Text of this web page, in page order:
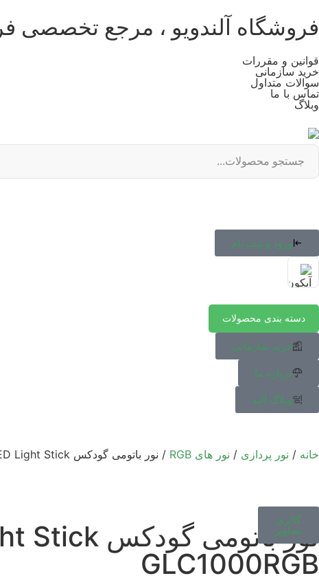
فروشگاه آلندویو ، مرجع تخصصی
قوانین و مقررات
خرید سازمانی
سوالات متداول
تماس با ما
وبلاگ
ورود و ثبت نام
دسته بندی محصولات
خرید سازمانی
درباره ما
وبلاگ آلند
خانه / نور پردازی / نور هاى RGB / نور باتومی گودکس Godox LC1000 RGB LED Light Stick
گالری
تصاویر
نور باتومی گودکس Godox LC1000 RGB LED Light Stick
GLC1000RGB